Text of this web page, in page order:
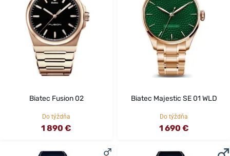
Biatec Fusion 02
Do týždňa
1 890 €
Biatec Majestic SE 01 WLD
Do týždňa
1 690 €